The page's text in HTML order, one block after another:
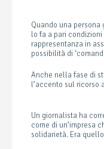
Quando una
lo fa a pari
rappresentanza in
possibilità di
Anche nella fase di
l’accento sul ricorso
Un giornalista ha
come di un’impresa
solidarietà. Era